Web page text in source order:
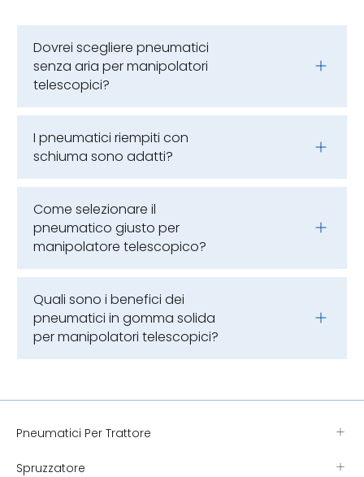
Dovrei scegliere pneumatici
senza aria per manipolatori
telescopici?
I pneumatici riempiti con
schiuma sono adatti?
Come selezionare il
pneumatico giusto per
manipolatore telescopico?
Quali sono i benefici dei
pneumatici in gomma solida
per manipolatori telescopici?
Pneumatici Per Trattore
Spruzzatore